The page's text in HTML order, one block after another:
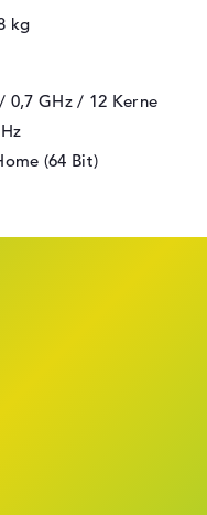
kg
0,7 GHz/ 12 Kerne
(64 Bit)